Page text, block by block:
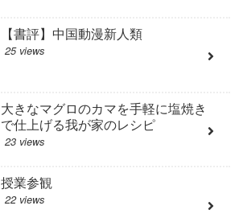
【書評】中国動漫新人類
25 views
大きなマグロのカマを手軽に塩焼き
で仕上げる我が家のレシピ
23 views
授業参観
22 views